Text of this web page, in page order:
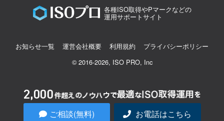
各種ISO取得やPマークなどの
運用サポートサイト
お知らせ一覧 運営会社概要 利用規約
プライバシーポリシー
© 2016-2026, ISO PRO, Inc
ご相談(無料) お電話はこちら